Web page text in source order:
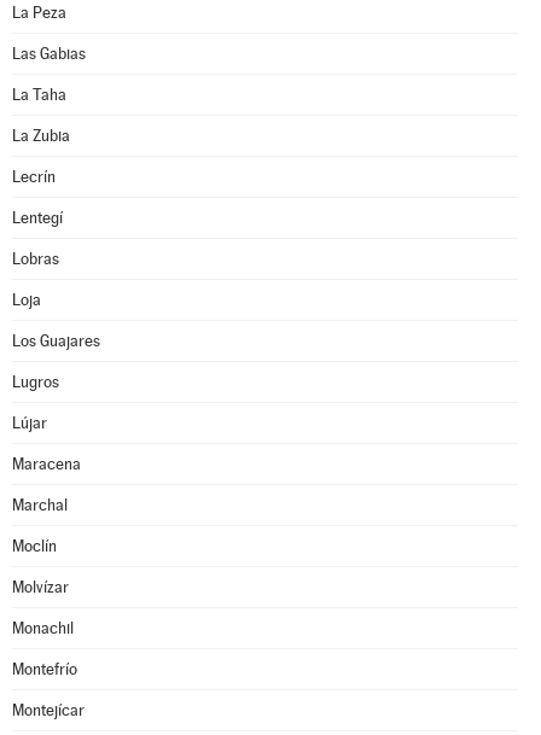
La Peza
Las Gabias
La Taha
La Zubia
Lecrín
Lentegí
Lobras
Loja
Los Guajares
Lugros
Lújar
Maracena
Marchal
Moclín
Molvízar
Monachil
Montefrío
Montejícar